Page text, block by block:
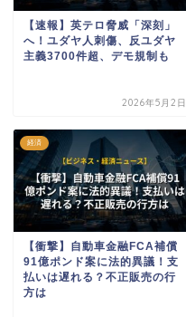
【速報】英テロ脅威「深刻」
へ！ユダヤ人刺傷、反ユダヤ
主義3700件超、デモ規制も
2026年5月2日
経済
【衝撃】自動車金融FCA補償
91億ポンド案に法的異議！支
払いは遅れる？不正販売の行
方は